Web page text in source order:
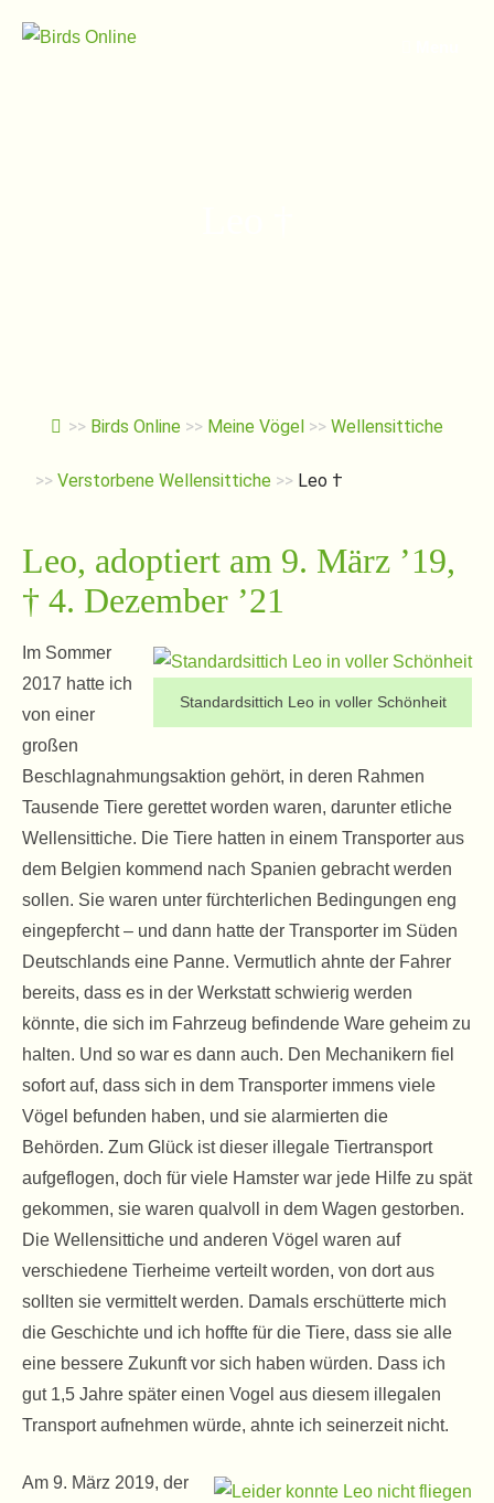
zum
>> Birds Online >> Meine Vögel >> Wellensittiche
>> Verstorbene Wellensittiche >> Leo †
Leo, adoptiert am 9. März ’19,
† 4. Dezember ’21
Standardsittich Leo in voller Schönheit
Im Sommer
2017 hatte ich
von einer
großen
Beschlagnahmungsaktion gehört, in deren Rahmen
Tausende Tiere gerettet worden waren, darunter etliche
Wellensittiche. Die Tiere hatten in einem Transporter aus
dem Belgien kommend nach Spanien gebracht werden
sollen. Sie waren unter fürchterlichen Bedingungen eng
eingepfercht – und dann hatte der Transporter im Süden
Deutschlands eine Panne. Vermutlich ahnte der Fahrer
bereits, dass es in der Werkstatt schwierig werden
könnte, die sich im Fahrzeug befindende Ware geheim zu
halten. Und so war es dann auch. Den Mechanikern fiel
sofort auf, dass sich in dem Transporter immens viele
Vögel befunden haben, und sie alarmierten die
Behörden. Zum Glück ist dieser illegale Tiertransport
aufgeflogen, doch für viele Hamster war jede Hilfe zu spät
gekommen, sie waren qualvoll in dem Wagen gestorben.
Die Wellensittiche und anderen Vögel waren auf
verschiedene Tierheime verteilt worden, von dort aus
sollten sie vermittelt werden. Damals erschütterte mich
die Geschichte und ich hoffte für die Tiere, dass sie alle
eine bessere Zukunft vor sich haben würden. Dass ich
gut 1,5 Jahre später einen Vogel aus diesem illegalen
Transport aufnehmen würde, ahnte ich seinerzeit nicht.
Am 9. März 2019, der